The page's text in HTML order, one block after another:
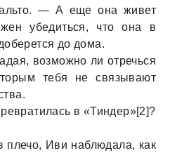
— А еще она живет
убедиться, что она в
до дома.
возможно ли отречься
тебя не связывают
в «Тиндер»[2]?
плечо, Иви наблюдала, как